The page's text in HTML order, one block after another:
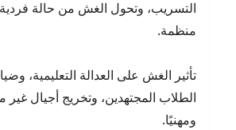
التسريب، وتحول الغش من حالة
منظمة.
تأثير الغش على العدالة التعليمية،
الطلاب المجتهدين، وتخريج أجيال غير
ومهنيًا.